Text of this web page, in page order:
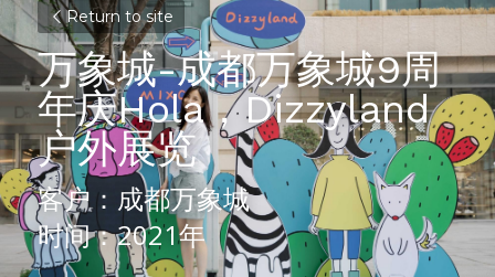
Return to site
万象城-成都万象城9周
年庆Hola，Dizzyland
户外展览
客户：成都万象城
时间：2021年